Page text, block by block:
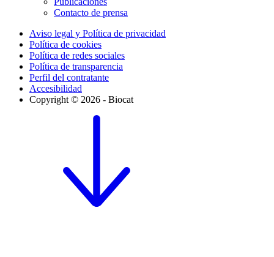
Contacto de prensa
Aviso legal y Política de privacidad
Política de cookies
Política de redes sociales
Política de transparencia
Perfil del contratante
Accesibilidad
Copyright © 2026 - Biocat